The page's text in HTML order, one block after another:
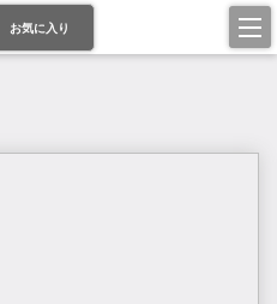
お気に入り